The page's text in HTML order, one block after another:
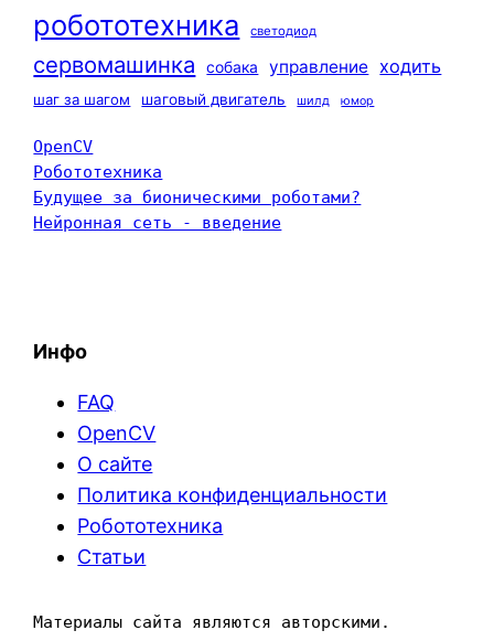
робототехника светодиод
сервомашинка собака управление ходить
шаг за шагом шаговый двигатель шилд юмор
OpenCV
Робототехника
Будущее за бионическими роботами?
Нейронная сеть - введение
Инфо
FAQ
OpenCV
О сайте
Политика конфиденциальности
Робототехника
Статьи
Материалы сайта являются авторскими.